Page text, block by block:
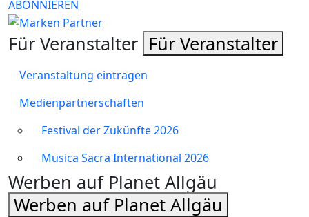
ABONNIEREN
Für Veranstalter Für Veranstalter
Veranstaltung eintragen
Medienpartnerschaften
Festival der Zukünfte 2026
Musica Sacra International 2026
Werben auf Planet Allgäu
Werben auf Planet Allgäu